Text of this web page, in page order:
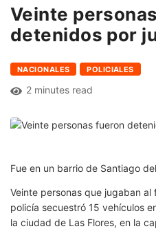
Veinte
detenidos por
NACIONALES POLICIALES
2 minutes read
Fue en un barrio de Santiago
Veinte personas que jugaban
policía secuestró 15 vehículos
la ciudad de Las Flores, en la